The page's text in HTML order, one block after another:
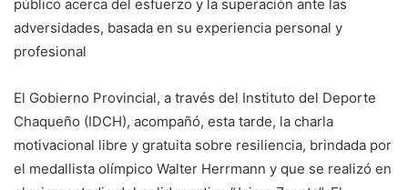
público acerca del esfuerzo y la superación ante las
adversidades, basada en su experiencia personal y
profesional
El Gobierno Provincial, a través del Instituto del Deporte
Chaqueño (IDCH), acompañó, esta tarde, la charla
motivacional libre y gratuita sobre resiliencia, brindada por
el medallista olímpico Walter Herrmann y que se realizó en